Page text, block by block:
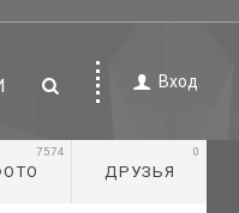
Вход
7574
ДРУЗЬЯ
0